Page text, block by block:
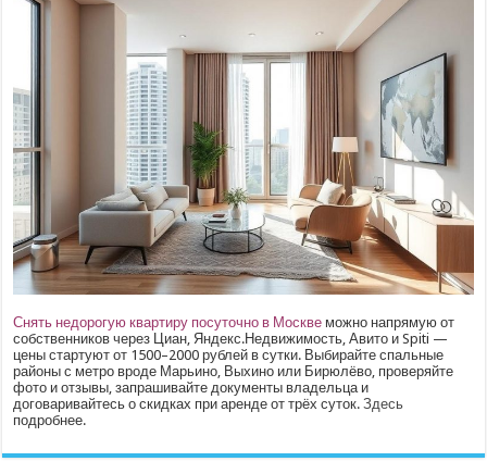
Снять недорогую квартиру посуточно в Москве можно напрямую от
собственников через Циан, Яндекс.Недвижимость, Авито и Spiti —
цены стартуют от 1500–2000 рублей в сутки. Выбирайте спальные
районы с метро вроде Марьино, Выхино или Бирюлёво, проверяйте
фото и отзывы, запрашивайте документы владельца и
договаривайтесь о скидках при аренде от трёх суток.Здесь
подробнее.